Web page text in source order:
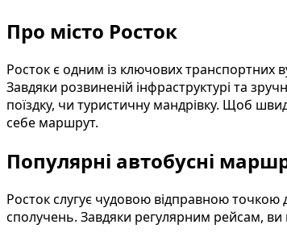
Про місто Росток
Росток є одним із ключових транспортних
Завдяки розвиненій інфраструктурі та
поїздку, чи туристичну мандрівку. Щоб
себе маршрут.
Популярні автобусні
Росток слугує чудовою відправною
сполучень. Завдяки регулярним рейсам, ви